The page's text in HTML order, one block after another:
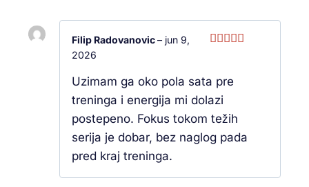
Filip Radovanovic– jun 9,
2026
Uzimam ga oko pola sata pre
treninga i energija mi dolazi
postepeno. Fokus tokom težih
serija je dobar, bez naglog pada
pred kraj treninga.